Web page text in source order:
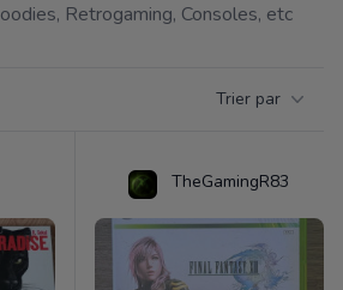
Retrogaming, Consoles, etc
Trier par
TheGamingR83